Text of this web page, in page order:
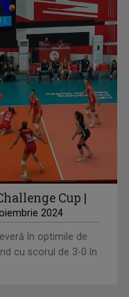
Cup |
2024
în optimile de
cu scorul de 3-0 în